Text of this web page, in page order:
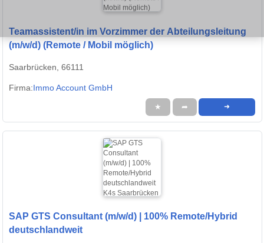
Teamassistent/in im Vorzimmer der Abteilungsleitung
(m/w/d) (Remote / Mobil möglich)
Saarbrücken, 66111
Firma:Immo Account GmbH
★ ➦ ➜
SAP GTS Consultant (m/w/d) | 100% Remote/Hybrid
deutschlandweit